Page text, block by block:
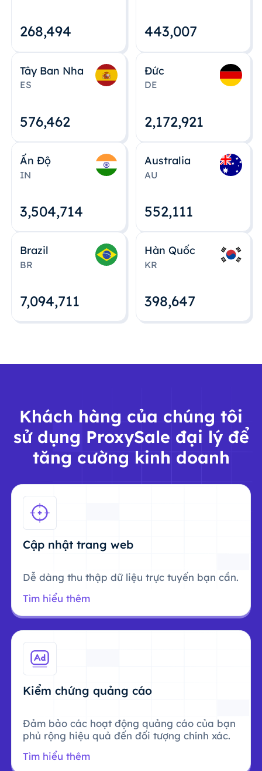
268,495 443,008
Tây Ban Nha
ES
576,463
Đức
DE
2,172,922
Ấn Độ
IN
3,504,715
Australia
AU
552,112
Brazil
BR
7,094,712
Hàn Quốc
KR
398,648
Khách hàng của chúng tôi
sử dụng ProxySale đại lý để
tăng cường kinh doanh
Cập nhật trang web
Dễ dàng thu thập dữ liệu trực tuyến bạn cần.
Tìm hiểu thêm
Kiểm chứng quảng cáo
Đảm bảo các hoạt động quảng cáo của bạn
phủ rộng hiệu quả đến đối tượng chính xác.
Tìm hiểu thêm